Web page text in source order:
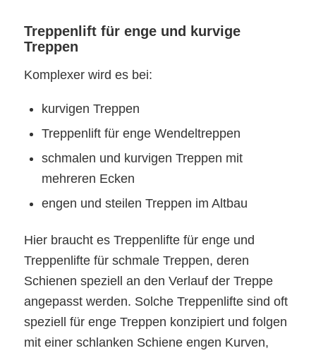
Treppenlift für enge und kurvige
Treppen
Komplexer wird es bei:
kurvigen Treppen
Treppenlift für enge Wendeltreppen
schmalen und kurvigen Treppen mit
mehreren Ecken
engen und steilen Treppen im Altbau
Hier braucht es Treppenlifte für enge und
Treppenlifte für schmale Treppen, deren
Schienen speziell an den Verlauf der Treppe
angepasst werden. Solche Treppenlifte sind oft
speziell für enge Treppen konzipiert und folgen
mit einer schlanken Schiene engen Kurven,